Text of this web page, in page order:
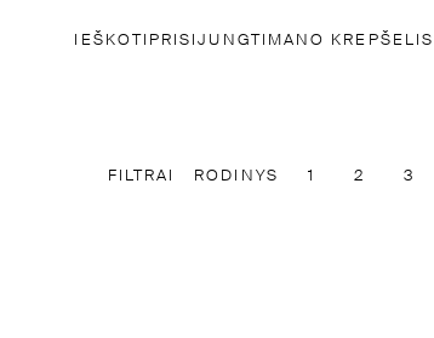
IEŠKOTI PRISIJUNGTI MANO KREPŠELIS
FILTRAI RODINYS 1 2 3